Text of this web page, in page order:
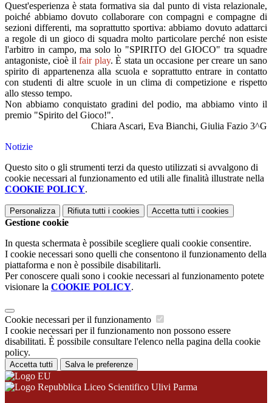
Quest'esperienza è stata formativa sia dal punto di vista relazionale,
poiché abbiamo dovuto collaborare con compagni e compagne di
sezioni differenti, ma soprattutto sportiva: abbiamo dovuto adattarci
a regole di un gioco di squadra molto particolare perché non esiste
l'arbitro in campo, ma solo lo "SPIRITO del GIOCO" tra squadre
antagoniste, cioè ilfair play. È stata un occasione per creare un sano
spirito di appartenenza alla scuola e soprattutto entrare in contatto
con studenti di altre scuole in un clima di competizione e rispetto
allo stesso tempo.
Non abbiamo conquistato gradini del podio, ma abbiamo vinto il
premio "Spirito del Gioco!".
Chiara Ascari, Eva Bianchi, Giulia Fazio 3^G
Notizie
Questo sito o gli strumenti terzi da questo utilizzati si avvalgono di
cookie necessari al funzionamento ed utili alle finalità illustrate nella
COOKIE POLICY.
Personalizza Rifiuta tutti i cookies Accetta tutti i cookies
Gestione cookie
In questa schermata è possibile scegliere quali cookie consentire.
I cookie necessari sono quelli che consentono il funzionamento della
piattaforma e non è possibile disabilitarli.
Per conoscere quali sono i cookie necessari al funzionamento potete
visionare la COOKIE POLICY.
Cookie necessari per il funzionamento
I cookie necessari per il funzionamento non possono essere
disabilitati. È possibile consultare l'elenco nella pagina della cookie
policy.
Accetta tutti Salva le preferenze
Liceo Scientifico Ulivi Parma